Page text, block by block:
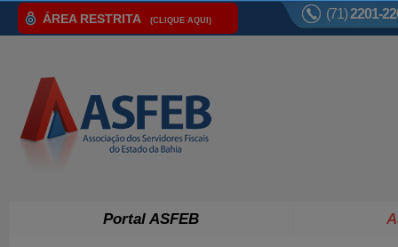
ÁREA RESTRITA (CLIQUE AQUI) (71)2201-
Portal ASFEB